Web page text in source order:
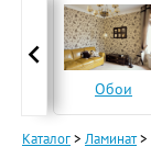
Обои
Каталог> Ламинат>